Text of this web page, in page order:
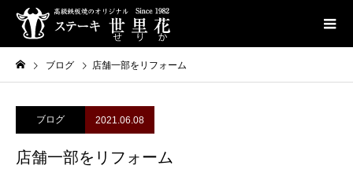
ブログ 店舗一部をリフォーム
ブログ 2021.06.08
店舗一部をリフォーム